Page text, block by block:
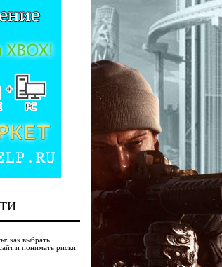
как выбрать
и понимать риски